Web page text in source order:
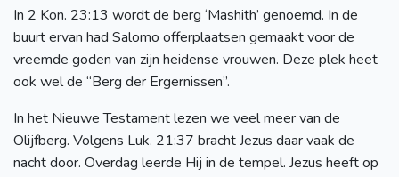
In 2 Kon. 23:13 wordt de berg ‘Mashith’ genoemd. In de
buurt ervan had Salomo offerplaatsen gemaakt voor de
vreemde goden van zijn heidense vrouwen. Deze plek heet
ook wel de “Berg der Ergernissen”.
In het Nieuwe Testament lezen we veel meer van de
Olijfberg. Volgens Luk. 21:37 bracht Jezus daar vaak de
nacht door. Overdag leerde Hij in de tempel. Jezus heeft op